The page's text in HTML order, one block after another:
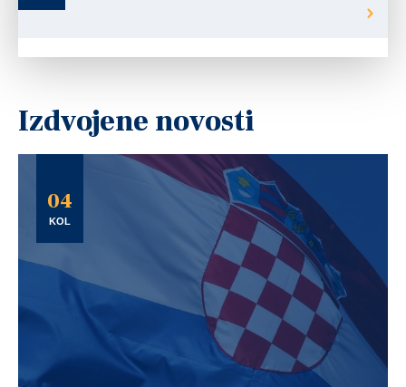
Izdvojene novosti
04
KOL